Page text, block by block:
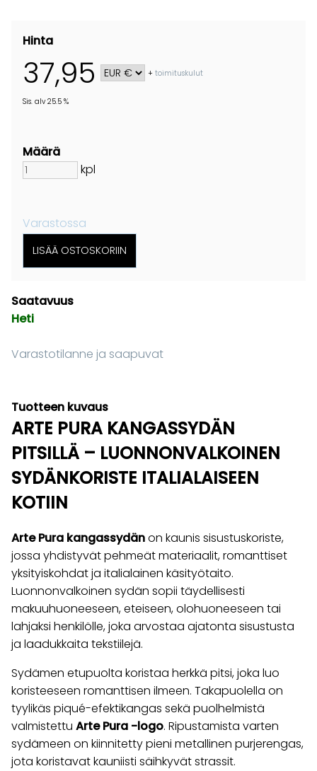
Hinta
37,95 +toimituskulut
Sis. alv 25.5 %
Määrä
kpl
Varastossa
Saatavuus
Heti
Varastotilanne ja saapuvat
Tuotteen kuvaus
ARTE PURA KANGASSYDÄN
PITSILLÄ – LUONNONVALKOINEN
SYDÄNKORISTE ITALIALAISEEN
KOTIIN
Arte Pura kangassydänon kaunis sisustuskoriste,
jossa yhdistyvät pehmeät materiaalit, romanttiset
yksityiskohdat ja italialainen käsityötaito.
Luonnonvalkoinen sydän sopii täydellisesti
makuuhuoneeseen, eteiseen, olohuoneeseen tai
lahjaksi henkilölle, joka arvostaa ajatonta sisustusta
ja laadukkaita tekstiilejä.
Sydämen etupuolta koristaa herkkä pitsi, joka luo
koristeeseen romanttisen ilmeen. Takapuolella on
tyylikäs piqué-efektikangas sekä puolhelmistä
valmistettu Arte Pura -logo. Ripustamista varten
sydämeen on kiinnitetty pieni metallinen purjerengas,
jota koristavat kauniisti säihkyvät strassit.